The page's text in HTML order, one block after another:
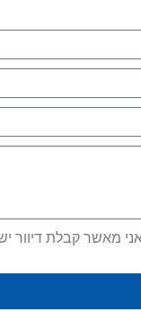
מאשר קבלת דיוור